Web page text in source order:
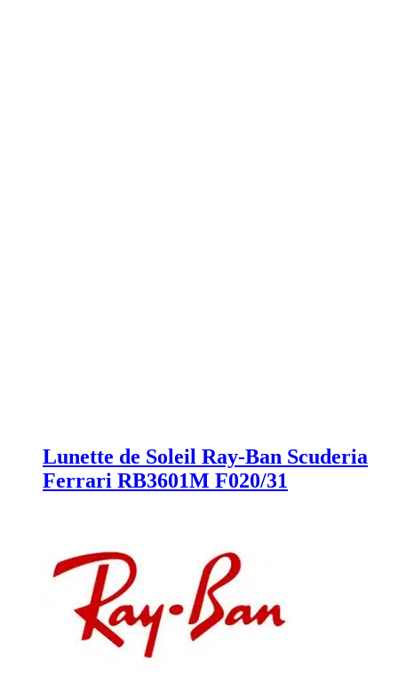
Lunette de Soleil Ray-Ban Scuderia
Ferrari RB3601M F020/31